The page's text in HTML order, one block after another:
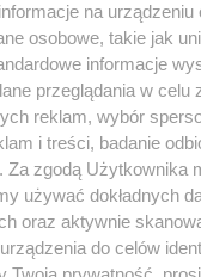
na urządzeniu
osobowe, takie jak
informacje
przeglądania w celu
reklam, wybór
i treści, badanie
Za zgodą Użytkownika
używać dokładnych
oraz aktywnie
do celów